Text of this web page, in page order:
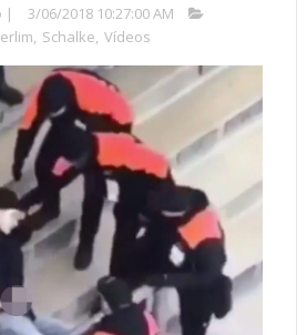
|
3/06/2018 10:27:00 AM
, Schalke, Vídeos